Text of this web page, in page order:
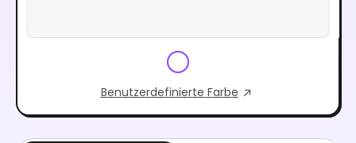
Benutzerdefinierte Farbe